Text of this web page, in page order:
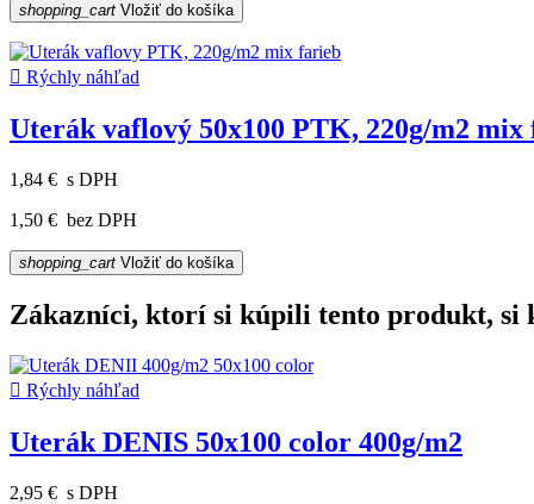
shopping_cart Vložiť do košíka
 Rýchly náhľad
Uterák vaflový 50x100 PTK, 220g/m2 mix
1,84 € s DPH
1,50 € bez DPH
shopping_cart Vložiť do košíka
Zákazníci, ktorí si kúpili tento produkt, si
 Rýchly náhľad
Uterák DENIS 50x100 color 400g/m2
2,95 € s DPH